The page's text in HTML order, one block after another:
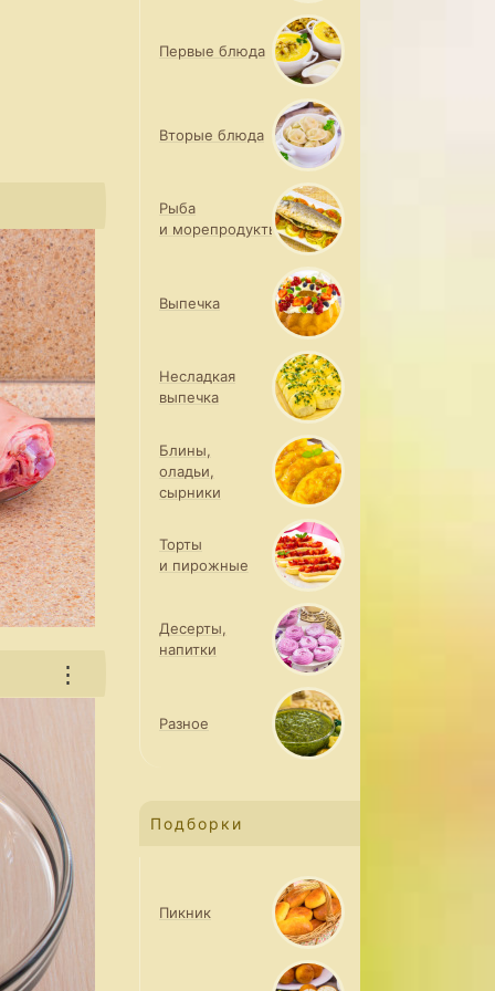
⋮
Первые блюда
Вторые блюда
Рыба
и морепродукты
Выпечка
Несладкая
выпечка
Блины,
оладьи,
сырники
Торты
и пирожные
Десерты,
напитки
Разное
Подборки
Пикник